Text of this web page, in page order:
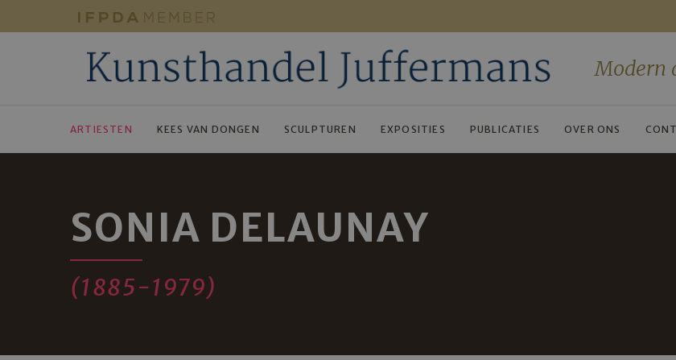
Modern
ARTIESTEN KEES VAN DONGEN SCULPTUREN EXPOSITIES PUBLICATIES OVER ONS
SONIA DELAUNAY
(1885-1979)